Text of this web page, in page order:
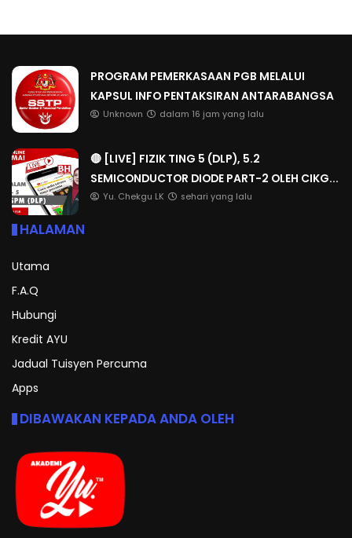
PROGRAM PEMERKASAAN PGB MELALUI
KAPSUL INFO PENTAKSIRAN ANTARABANGSA
Unknown dalam 16 jam yang lalu
🔴 [LIVE] FIZIK TING 5 (DLP), 5.2
SEMICONDUCTOR DIODE PART-2 OLEH CIKG...
Yu. Chekgu LK sehari yang lalu
HALAMAN
Utama
F.A.Q
Hubungi
Kredit AYU
Jadual Tuisyen Percuma
Apps
DIBAWAKAN KEPADA ANDA OLEH